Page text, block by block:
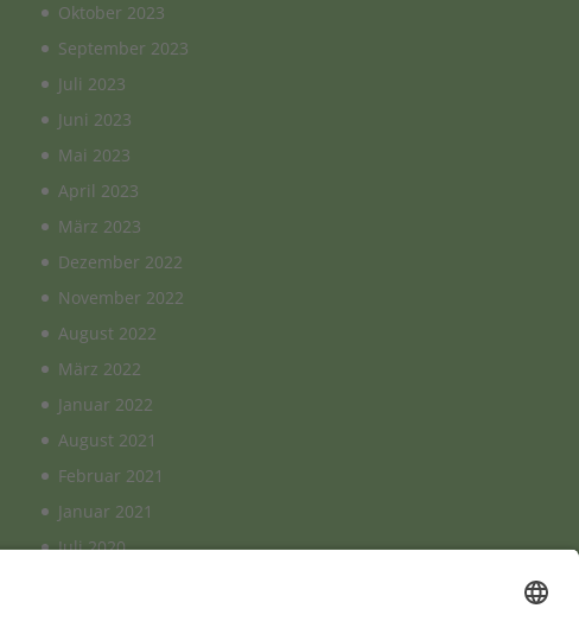
Oktober 2023
September 2023
Juli 2023
Juni 2023
Mai 2023
April 2023
März 2023
Dezember 2022
November 2022
August 2022
März 2022
Januar 2022
August 2021
Februar 2021
Januar 2021
Juli 2020